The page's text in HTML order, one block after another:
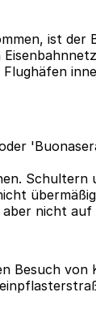
ist
Schultern
nicht auf
Besuch